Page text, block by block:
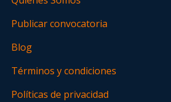
Publicar convocatoria
Blog
Términos y condiciones
Políticas de privacidad